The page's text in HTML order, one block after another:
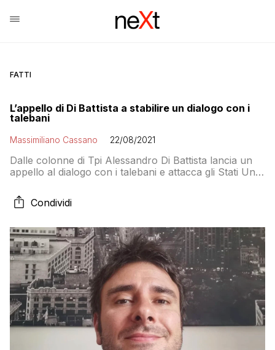
FATTI
L’appello di Di Battista a stabilire un dialogo con i
talebani
Massimiliano Cassano 22/08/2021
Dalle colonne di Tpi Alessandro Di Battista lancia un
appello al dialogo con i talebani e attacca gli Stati Uniti:
chi ci crede è complice dei padroni della Terra”
Condividi